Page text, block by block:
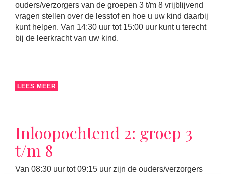
ouders/verzorgers van de groepen 3 t/m 8 vrijblijvend
vragen stellen over de lesstof en hoe u uw kind daarbij
kunt helpen. Van 14:30 uur tot 15:00 uur kunt u terecht
bij de leerkracht van uw kind.
LEES MEER
Inloopochtend 2: groep 3
t/m 8
Van 08:30 uur tot 09:15 uur zijn de ouders/verzorgers